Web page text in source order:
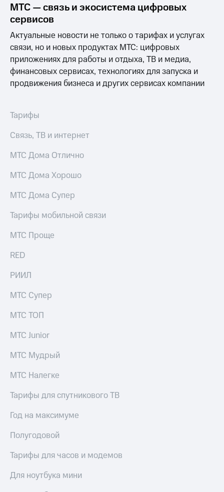
Программа
приобретения
Порядок
выкупа
акций
Дивиденды
Рынок
облигаций
погашении
облигаций
Регистратор
Реквизиты
Контакты
развитие
этика
На главную
МТС — связь и экосистема цифровых
сервисов
Актуальные новости не только о тарифах и услугах
связи, но и новых продуктах МТС: цифровых
приложениях для работы и отдыха, ТВ и медиа,
финансовых сервисах, технологиях для запуска и
продвижения бизнеса и других сервисах компании
Тарифы
Связь, ТВ и интернет
МТС Дома Отлично
МТС Дома Хорошо
МТС Дома Супер
Тарифы мобильной связи
МТС Проще
RED
РИИЛ
МТС Супер
МТС ТОП
МТС Junior
МТС Мудрый
МТС Налегке
Тарифы для спутникового ТВ
Год на максимуме
Полугодовой
Тарифы для часов и модемов
Для ноутбука мини